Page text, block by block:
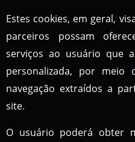
Estes cookies, em geral,
parceiros possam
serviços ao usuário que
personalizada, por
navegação extraídos a
site.
O usuário poderá obter